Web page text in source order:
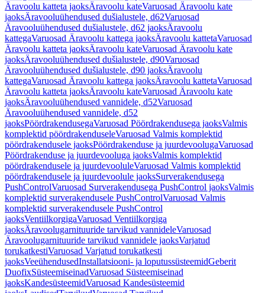
Äravoolu katteta jaoksÄravoolu kateVaruosad Äravoolu kate
jaoksÄravooluühendused dušialustele, d62Varuosad
Äravooluühendused dušialustele, d62 jaoksÄravoolu
kattegaVaruosad Äravoolu kattega jaoksÄravoolu kattetaVaruosad
Äravoolu katteta jaoksÄravoolu kateVaruosad Äravoolu kate
jaoksÄravooluühendused dušialustele, d90Varuosad
Äravooluühendused dušialustele, d90 jaoksÄravoolu
kattegaVaruosad Äravoolu kattega jaoksÄravoolu kattetaVaruosad
Äravoolu katteta jaoksÄravoolu kateVaruosad Äravoolu kate
jaoksÄravooluühendused vannidele, d52Varuosad
Äravooluühendused vannidele, d52
jaoksPöördrakendusegaVaruosad Pöördrakendusega jaoksValmis
komplektid pöördrakenduseleVaruosad Valmis komplektid
pöördrakendusele jaoksPöördrakenduse ja juurdevoolugaVaruosad
Pöördrakenduse ja juurdevooluga jaoksValmis komplektid
pöördrakendusele ja juurdevooluleVaruosad Valmis komplektid
pöördrakendusele ja juurdevoolule jaoksSurverakendusega
PushControlVaruosad Surverakendusega PushControl jaoksValmis
komplektid surverakendusele PushControlVaruosad Valmis
komplektid surverakendusele PushControl
jaoksVentiilkorgigaVaruosad Ventiilkorgiga
jaoksÄravoolugarnituuride tarvikud vannideleVaruosad
Äravoolugarnituuride tarvikud vannidele jaoksVarjatud
torukatkestiVaruosad Varjatud torukatkesti
jaoksVeeühendusedInstallatsiooni- ja loputussüsteemidGeberit
DuofixSüsteemiseinadVaruosad Süsteemiseinad
jaoksKandesüsteemidVaruosad Kandesüsteemid